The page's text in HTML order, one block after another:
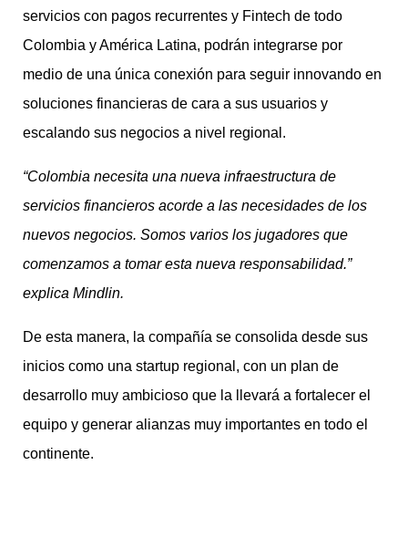
servicios con pagos recurrentes y Fintech de todo
Colombia y América Latina, podrán integrarse por
medio de una única conexión para seguir innovando en
soluciones financieras de cara a sus usuarios y
escalando sus negocios a nivel regional.
“Colombia necesita una nueva infraestructura de
servicios financieros acorde a las necesidades de los
nuevos negocios. Somos varios los jugadores que
comenzamos a tomar esta nueva responsabilidad.”
explica Mindlin.
De esta manera, la compañía se consolida desde sus
inicios como una startup regional, con un plan de
desarrollo muy ambicioso que la llevará a fortalecer el
equipo y generar alianzas muy importantes en todo el
continente.